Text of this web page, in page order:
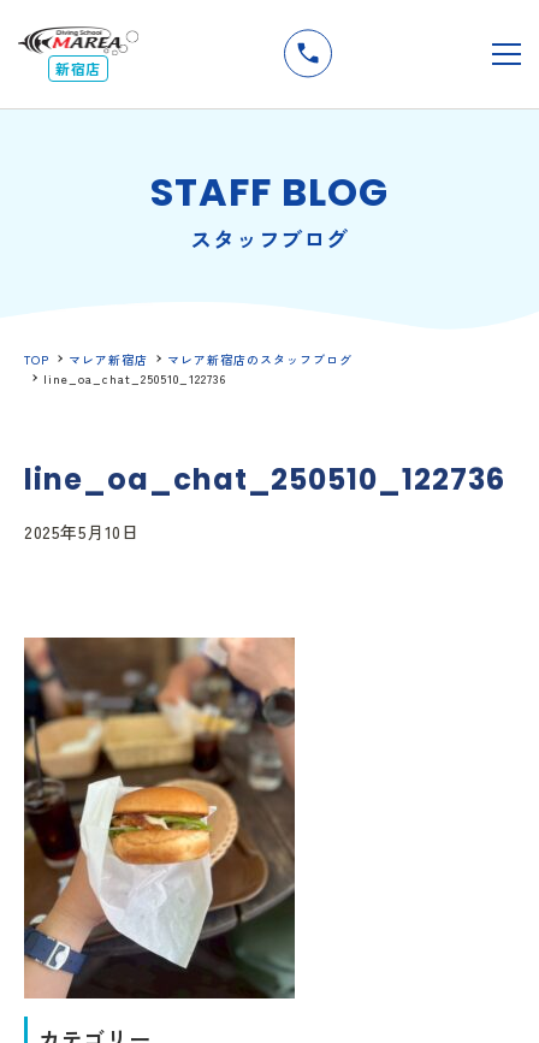
新宿店
STAFF BLOG
スタッフブログ
TOP マレア新宿店
マレア新宿店のスタッフブログ
line_oa_chat_250510_122736
line_oa_chat_250510_122736
2025年5月10日